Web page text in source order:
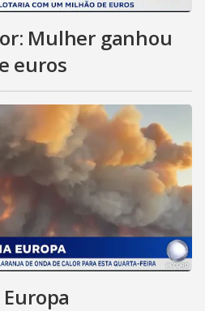
Mulher ganhou
euros